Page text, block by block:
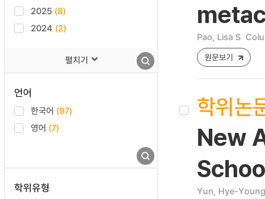
2025 (8)
2024 (2)
펼치기
언어
한국어 (97)
영어 (7)
학위유형
Pao, Lisa S
원문보기
학위논
New
Yun, Hye-Young